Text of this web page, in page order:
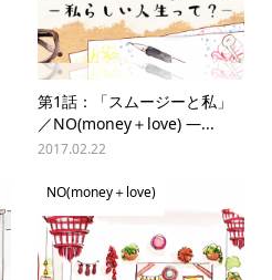
第1話：「スムージーと私」
／NO(money＋love) —...
2017.02.22
NO(money＋love)